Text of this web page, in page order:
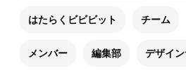
はたらくビビビット チーム
メンバー 編集部 デザイ